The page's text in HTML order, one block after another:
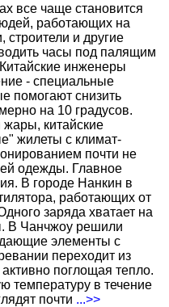
все чаще становится
работающих на
и другие
часы под палящим
инженеры
- специальные
помогают снизить
на 10 градусов.
жары, китайские
жилеты с климат-
почти не
одежды. Главное
В городе Нанкин в
работающих от
заряда хватает на
В Чанчжоу решили
элементы с
переходит из
поглощая тепло.
температуру в течение
почти ...>>